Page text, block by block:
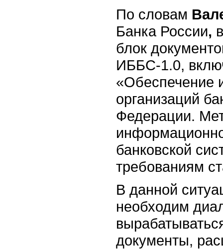
По словам
Банка России,
блок
ИББС-1.0,
«Обеспечение
организаций
Федерации.
банковской
требованиям
В данной
необходим
документы,